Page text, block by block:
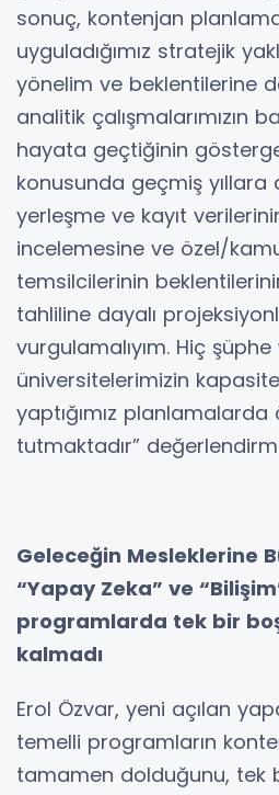
sonuç, kontenjan
uyguladığımız stratejik
yönelim ve beklentilerine
analitik çalışmalarımızın
hayata geçtiğinin
konusunda geçmiş yıllara
yerleşme ve kayıt
incelemesine ve özel/
temsilcilerinin
tahliline dayalı
vurgulamalıyım. Hiç şüphe
üniversitelerimizin
yaptığımız
tutmaktadır”
Geleceğin Mesleklerine
“Yapay Zeka” ve
programlarda tek bir
kalmadı
Erol Özvar, yeni açılan
temelli programların
tamamen dolduğunu, tek